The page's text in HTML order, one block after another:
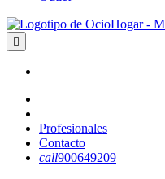

Profesionales
Contacto
call900649209